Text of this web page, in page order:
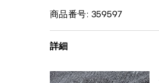
商品番号: 359597
詳細